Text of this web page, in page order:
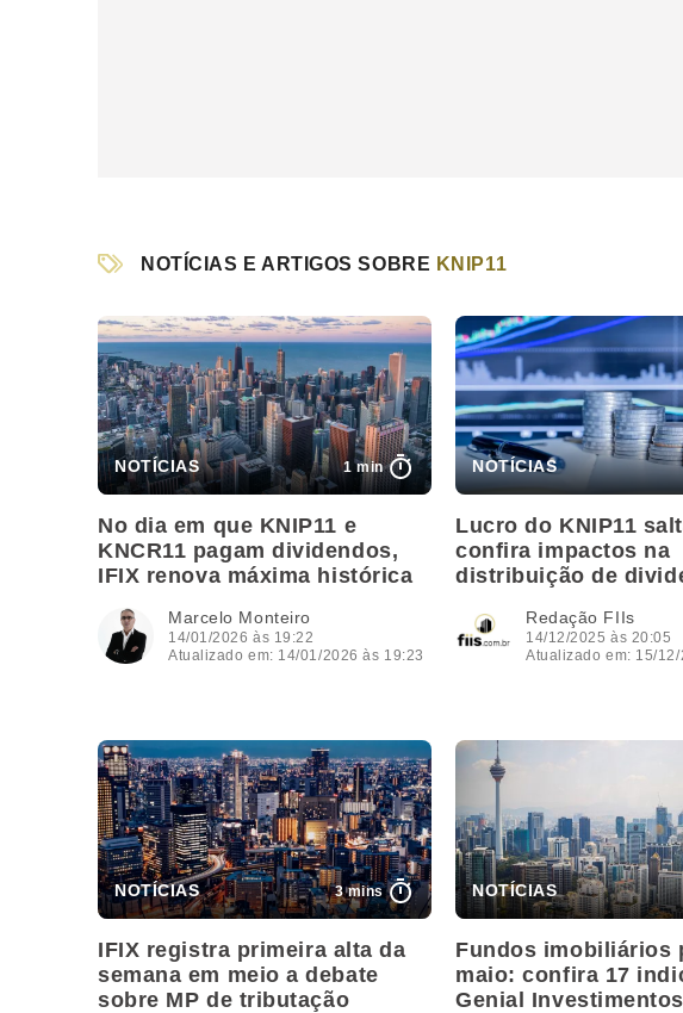
NOTÍCIAS E ARTIGOS SOBRE KNIP11
1 min
No dia em que KNIP11 e
KNCR11 pagam dividendos,
IFIX renova máxima histórica
Marcelo Monteiro
14/01/2026 às 19:22
Atualizado em: 14/01/2026 às 19:23
Lucro do KNIP11
confira impactos na
distribuição de
Redação FIIs
14/12/2025 às 20:05
Atualizado em: 15/
3 mins
IFIX registra primeira alta da
semana em meio a debate
sobre MP de tributação
Fundos imobiliários
maio: confira 17
Genial Investimentos